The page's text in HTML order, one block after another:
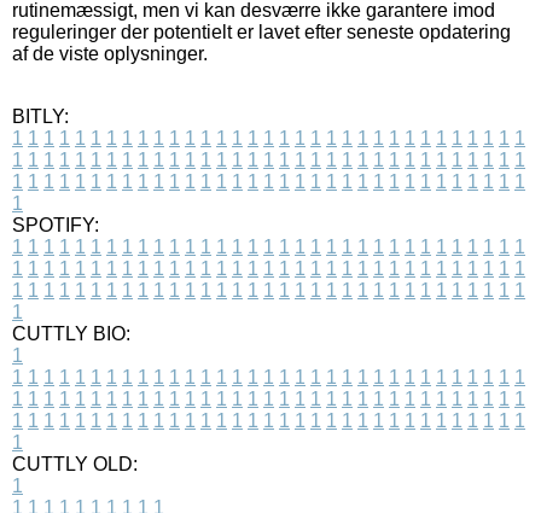
rutinemæssigt, men vi kan desværre ikke garantere imod
reguleringer der potentielt er lavet efter seneste opdatering
af de viste oplysninger.
BITLY:
1 1 1 1 1 1 1 1 1 1 1 1 1 1 1 1 1 1 1 1 1 1 1 1 1 1 1 1 1 1 1 1 1
1 1 1 1 1 1 1 1 1 1 1 1 1 1 1 1 1 1 1 1 1 1 1 1 1 1 1 1 1 1 1 1 1
1 1 1 1 1 1 1 1 1 1 1 1 1 1 1 1 1 1 1 1 1 1 1 1 1 1 1 1 1 1 1 1 1
1
SPOTIFY:
1 1 1 1 1 1 1 1 1 1 1 1 1 1 1 1 1 1 1 1 1 1 1 1 1 1 1 1 1 1 1 1 1
1 1 1 1 1 1 1 1 1 1 1 1 1 1 1 1 1 1 1 1 1 1 1 1 1 1 1 1 1 1 1 1 1
1 1 1 1 1 1 1 1 1 1 1 1 1 1 1 1 1 1 1 1 1 1 1 1 1 1 1 1 1 1 1 1 1
1
CUTTLY BIO:
1
1 1 1 1 1 1 1 1 1 1 1 1 1 1 1 1 1 1 1 1 1 1 1 1 1 1 1 1 1 1 1 1 1
1 1 1 1 1 1 1 1 1 1 1 1 1 1 1 1 1 1 1 1 1 1 1 1 1 1 1 1 1 1 1 1 1
1 1 1 1 1 1 1 1 1 1 1 1 1 1 1 1 1 1 1 1 1 1 1 1 1 1 1 1 1 1 1 1 1
1
CUTTLY OLD:
1
1 1 1 1 1 1 1 1 1 1